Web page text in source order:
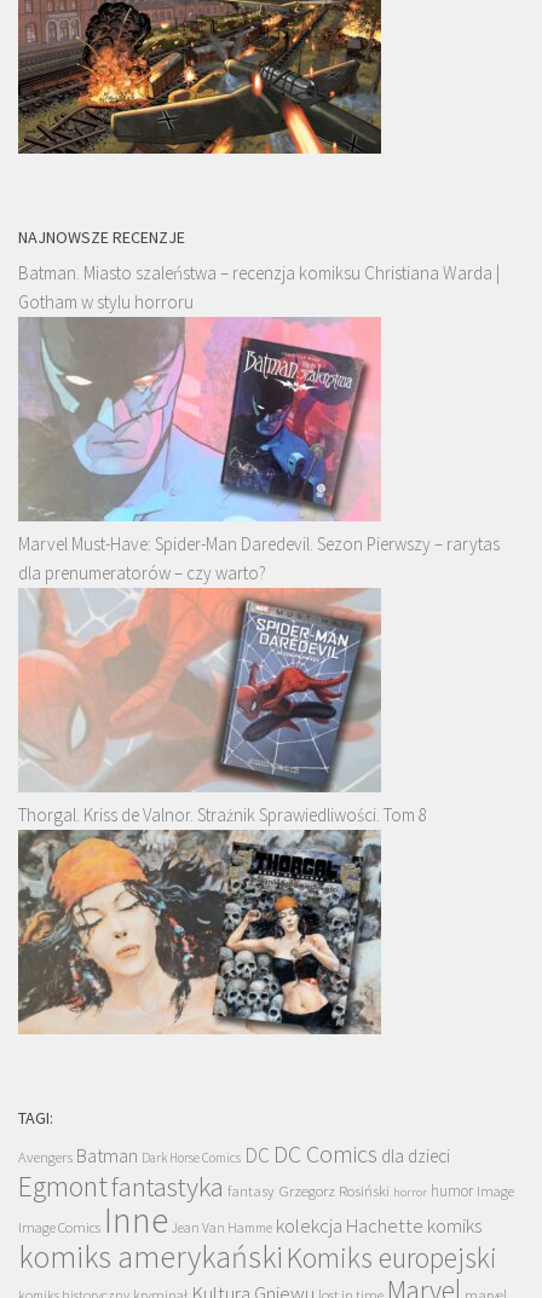
NAJNOWSZE RECENZJE
Batman. Miasto szaleństwa – recenzja komiksu Christiana Warda |
Gotham w stylu horroru
Marvel Must-Have: Spider-Man Daredevil. Sezon Pierwszy – rarytas
dla prenumeratorów – czy warto?
Thorgal. Kriss de Valnor. Strażnik Sprawiedliwości. Tom 8
TAGI:
Avengers Batman Dark Horse Comics DC DC Comics dla dzieci
Egmontfantastyka fantasy Grzegorz Rosiński horror humor Image
Image Comics Inne Jean Van Hamme kolekcja Hachette komiks
komiks amerykański Komiks europejski
Marvel